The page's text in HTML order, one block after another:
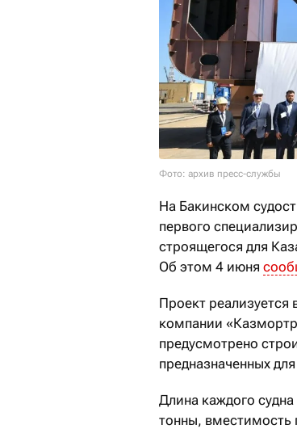
Фото: архив пресс-службы
На Бакинском
первого
строящегося для
Об этом 4 июня
Проект реализуется
компании
предусмотрено
предназначенных
Длина каждого
тонны, вместимость